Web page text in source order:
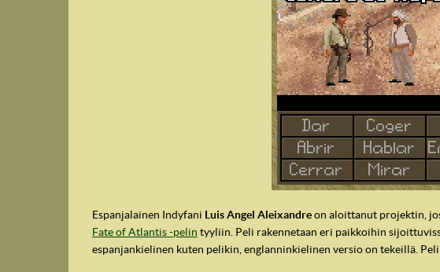
Espanjalainen Indyfani Luis Angel Aleixandreon aloittanut projektin,
Fate of Atlantis -pelin tyyliin. Peli rakennetaan eri paikkoihin
espanjankielinen kuten pelikin, englanninkielinen versio on tekeillä.